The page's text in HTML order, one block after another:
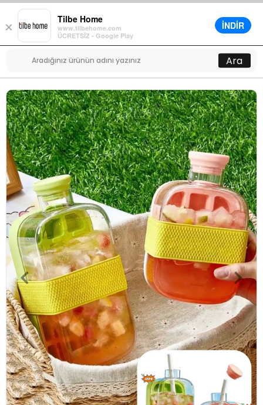
×
Tilbe Home
www.tilbehome.com
ÜCRETSİZ - Google Play
İNDİR
Menü
0
Ara